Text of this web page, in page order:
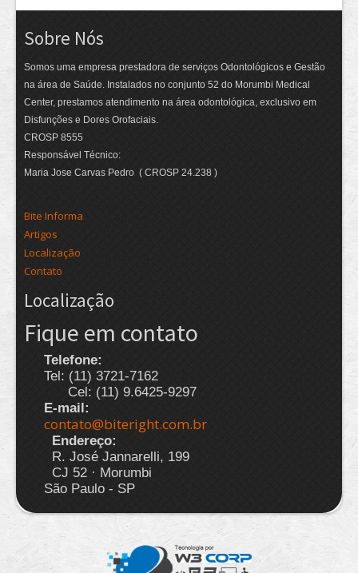
Sobre Nós
Somos uma empresa prestadora de serviços Odontológicos e Gestão
na área de Saúde. Instalados no conjunto 52 do Morumbi Medical
Center, prestamos atendimento na área odontológica, exclusivo em
Disfunções e Dores Orofaciais.
CROSP 8555
Responsável Técnico:
Maria Jose Carvas Pedro ( CROSP 24.238 )
Bite Informa
Artigos
Localização
Contato
Localização
Fique em contato
Telefone:
Tel: (11) 3721-7162
Cel: (11) 9.6425-9297
E-mail:
contato@biteright.com.br
Endereço:
R. José Jannarelli, 199
CJ 52 · Morumbi
São Paulo - SP